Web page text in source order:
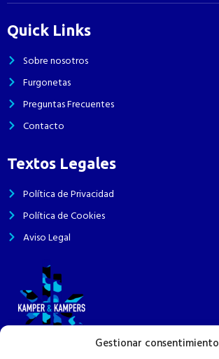
Gestionar consentimiento
Quick Links
Sobre nosotros
Furgonetas
Preguntas Frecuentes
Contacto
Textos Legales
Política de Privacidad
Política de Cookies
Aviso Legal